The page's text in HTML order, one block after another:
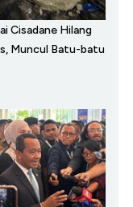
Cisadane Hilang
Muncul Batu-batu